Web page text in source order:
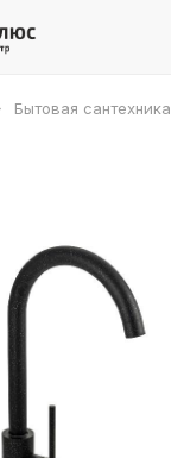
Бытовая сантехника